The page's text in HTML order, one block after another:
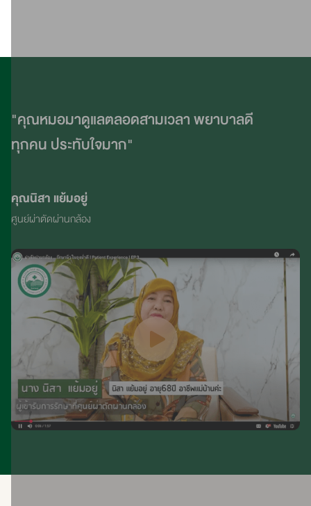
"คุณหมอมาดูแลตลอดสามเวลา พยาบาลดี
ทุกคน ประทับใจมาก"
คุณนิสา แย้มอยู่
ศูนย์ผ่าตัดผ่านกล้อง